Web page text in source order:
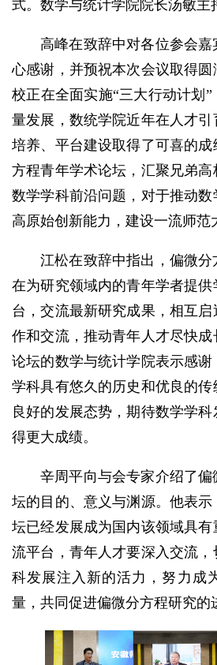
式。数学与统计学院院长汤敏主
高峰在致辞中对各位参会
心感谢，并预祝本次会议取得
校正在全面实施“三大行动计划
量发展，数统学院近年在人才
培养、平台建设取得了可喜的
方程青年学术论坛，汇聚兄弟
数学学科前沿问题，对于推动
高原始创新能力，建设一流师范
江松在致辞中指出，偏微
在为研究领域内的青年学者提
台，交流最新研究成果，相互
作和交流，推动青年人才尽快
论坛的数学与统计学院表示感
学科具有悠久的历史和优良的
良好的发展态势，期待数学学
得更大成绩。
辛周平向与会专家介绍了
坛的目的、意义与渊源。他表
坛已经发展成为国内该领域具
流平台，青年人才要深入交流
科发展注入新的活力，努力成
量，共同促进偏微分方程研究的